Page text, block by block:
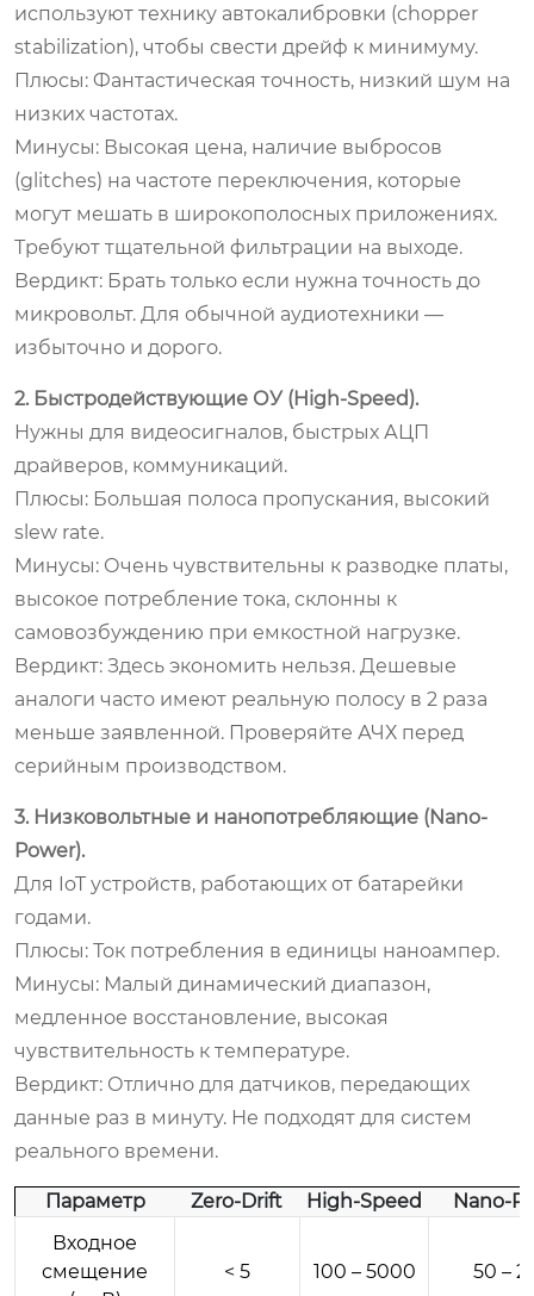
используют технику автокалибровки (chopper
stabilization), чтобы свести дрейф к минимуму.
Плюсы: Фантастическая точность, низкий шум на
низких частотах.
Минусы: Высокая цена, наличие выбросов
(glitches) на частоте переключения, которые
могут мешать в широкополосных приложениях.
Требуют тщательной фильтрации на выходе.
Вердикт: Брать только если нужна точность до
микровольт. Для обычной аудиотехники —
избыточно и дорого.
2. Быстродействующие ОУ (High-Speed).
Нужны для видеосигналов, быстрых АЦП
драйверов, коммуникаций.
Плюсы: Большая полоса пропускания, высокий
slew rate.
Минусы: Очень чувствительны к разводке платы,
высокое потребление тока, склонны к
самовозбуждению при емкостной нагрузке.
Вердикт: Здесь экономить нельзя. Дешевые
аналоги часто имеют реальную полосу в 2 раза
меньше заявленной. Проверяйте АЧХ перед
серийным производством.
3. Низковольтные и нанопотребляющие (Nano-
Power).
Для IoT устройств, работающих от батарейки
годами.
Плюсы: Ток потребления в единицы наноампер.
Минусы: Малый динамический диапазон,
медленное восстановление, высокая
чувствительность к температуре.
Вердикт: Отлично для датчиков, передающих
данные раз в минуту. Не подходят для систем
реального времени.
Параметр Zero-Drift High-Speed
Nano-
Входное
смещение
< 5 100 – 5000 50 –